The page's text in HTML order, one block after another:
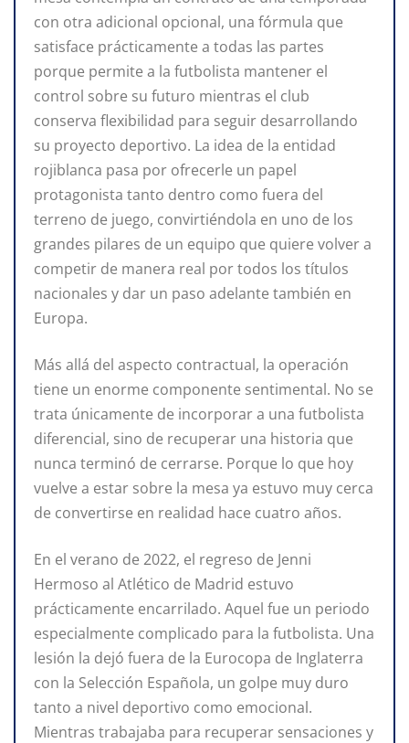
con otra adicional opcional, una fórmula que
satisface prácticamente a todas las partes
porque permite a la futbolista mantener el
control sobre su futuro mientras el club
conserva flexibilidad para seguir desarrollando
su proyecto deportivo. La idea de la entidad
rojiblanca pasa por ofrecerle un papel
protagonista tanto dentro como fuera del
terreno de juego, convirtiéndola en uno de los
grandes pilares de un equipo que quiere volver a
competir de manera real por todos los títulos
nacionales y dar un paso adelante también en
Europa.
Más allá del aspecto contractual, la operación
tiene un enorme componente sentimental. No se
trata únicamente de incorporar a una futbolista
diferencial, sino de recuperar una historia que
nunca terminó de cerrarse. Porque lo que hoy
vuelve a estar sobre la mesa ya estuvo muy cerca
de convertirse en realidad hace cuatro años.
En el verano de 2022, el regreso de Jenni
Hermoso al Atlético de Madrid estuvo
prácticamente encarrilado. Aquel fue un periodo
especialmente complicado para la futbolista. Una
lesión la dejó fuera de la Eurocopa de Inglaterra
con la Selección Española, un golpe muy duro
tanto a nivel deportivo como emocional.
Mientras trabajaba para recuperar sensaciones y